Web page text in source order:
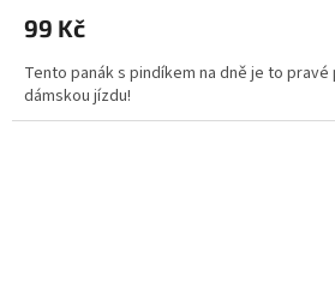
99 Kč
Tento panák s pindíkem na dně je to
dámskou jízdu!